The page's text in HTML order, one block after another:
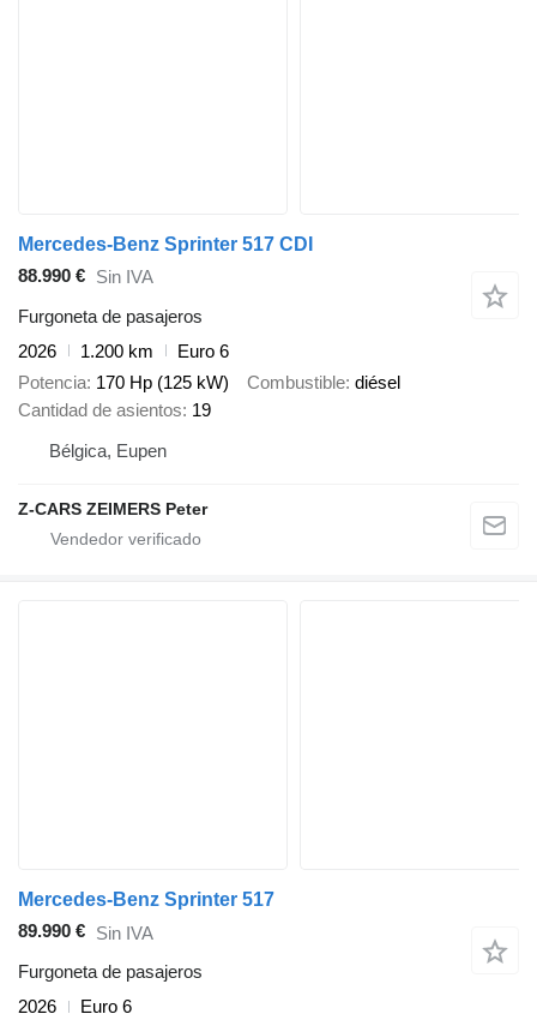
Mercedes-Benz Sprinter 517 CDI
88.990 € Sin IVA
Furgoneta de pasajeros
2026
1.200 km
Euro 6
Potencia 170 Hp (125 kW) Combustible diésel
Cantidad de asientos 19
Bélgica, Eupen
Z-CARS ZEIMERS Peter
Mercedes-Benz Sprinter 517
89.990 € Sin IVA
Furgoneta de pasajeros
2026
Euro 6